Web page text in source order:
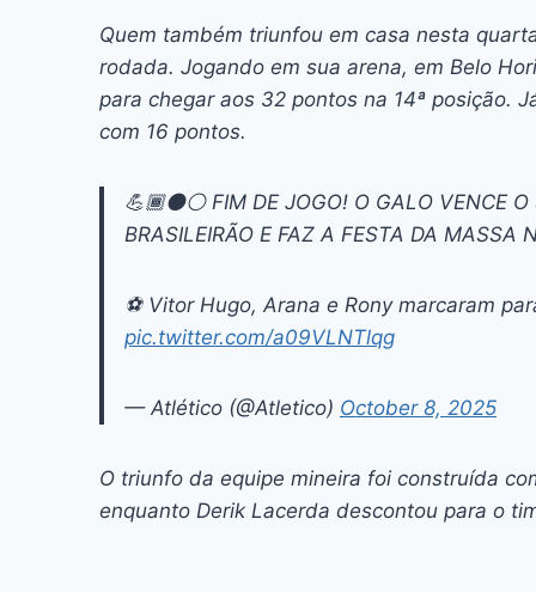
Quem também triunfou em casa nesta
rodada. Jogando em sua arena, em Belo
para chegar aos 32 pontos na 14ª posição.
com 16 pontos.
💪🏾⚫⚪ FIM DE JOGO! O GALO VENCE
BRASILEIRÃO E FAZ A FESTA DA MASSA
⚽ Vitor Hugo, Arana e Rony marcaram
pic.twitter.com/a09VLNTlqg
— Atlético (@Atletico) October 8, 2025
O triunfo da equipe mineira foi construída
enquanto Derik Lacerda descontou para o